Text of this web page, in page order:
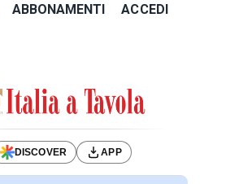
ABBONAMENTI ACCEDI
DISCOVER APP